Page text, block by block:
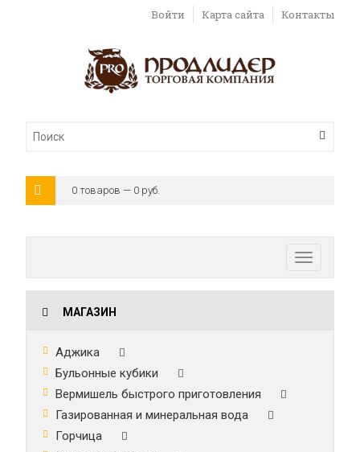
Войти Карта сайта Контакты
0 товаров — 0 руб.
Toggle
navigation
МАГАЗИН
Аджика
Бульонные кубики
Вермишель быстрого приготовления
Газированная и минеральная вода
Горчица